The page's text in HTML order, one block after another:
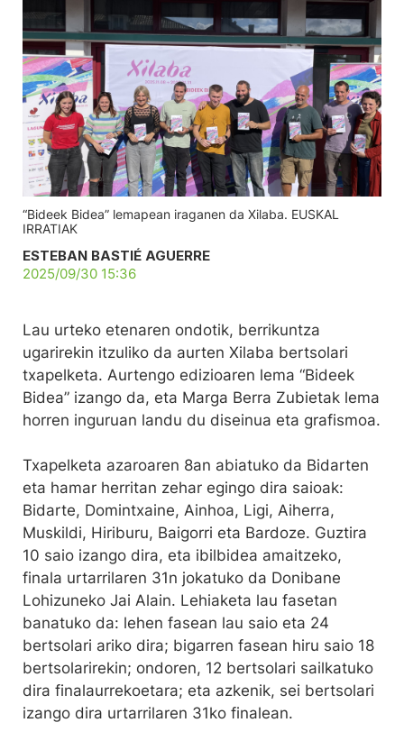
“Bideek Bidea” lemapean iraganen da Xilaba. EUSKAL
IRRATIAK
ESTEBAN BASTIÉ AGUERRE
2025/09/30 15:36
Lau urteko etenaren ondotik, berrikuntza
ugarirekin itzuliko da aurten Xilaba bertsolari
txapelketa. Aurtengo edizioaren lema “Bideek
Bidea” izango da, eta Marga Berra Zubietak lema
horren inguruan landu du diseinua eta grafismoa.
Txapelketa azaroaren 8an abiatuko da Bidarten
eta hamar herritan zehar egingo dira saioak:
Bidarte, Domintxaine, Ainhoa, Ligi, Aiherra,
Muskildi, Hiriburu, Baigorri eta Bardoze. Guztira
10 saio izango dira, eta ibilbidea amaitzeko,
finala urtarrilaren 31n jokatuko da Donibane
Lohizuneko Jai Alain. Lehiaketa lau fasetan
banatuko da: lehen fasean lau saio eta 24
bertsolari ariko dira; bigarren fasean hiru saio 18
bertsolarirekin; ondoren, 12 bertsolari sailkatuko
dira finalaurrekoetara; eta azkenik, sei bertsolari
izango dira urtarrilaren 31ko finalean.